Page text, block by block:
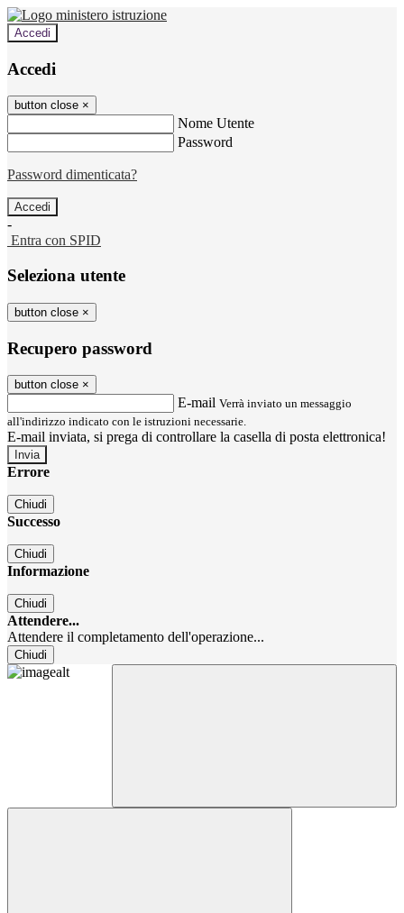
Accedi
Accedi
button close ×
Nome Utente
Password
Password dimenticata?
-
Entra con SPID
Seleziona utente
button close ×
Recupero password
button close ×
E-mail Verrà inviato un messaggio
all'indirizzo indicato con le istruzioni necessarie.
E-mail inviata, si prega di controllare la casella di posta elettronica!
Errore
Chiudi
Successo
Chiudi
Informazione
Chiudi
Attendere...
Attendere il completamento dell'operazione...
Chiudi